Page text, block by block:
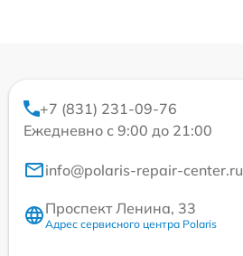
+7 (831) 231-09-76
Ежедневно с 9:00 до 21:00
info@polaris-repair-center.ru
Проспект Ленина, 33
Адрес сервисного центра Polaris